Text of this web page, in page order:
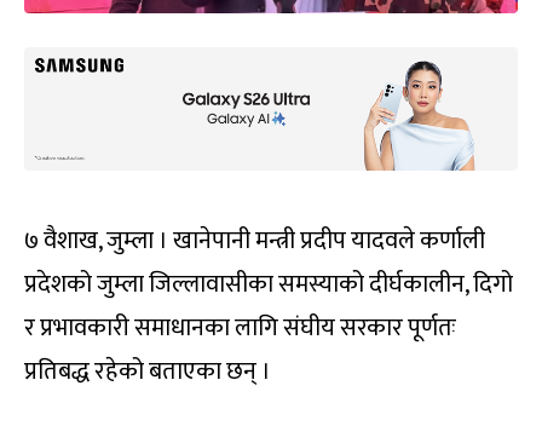
७ वैशाख, जुम्ला । खानेपानी मन्त्री प्रदीप यादवले कर्णाली
प्रदेशको जुम्ला जिल्लावासीका समस्याको दीर्घकालीन, दिगो
र प्रभावकारी समाधानका लागि संघीय सरकार पूर्णतः
प्रतिबद्ध रहेको बताएका छन् ।